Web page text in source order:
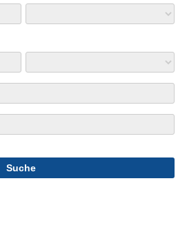
Suche